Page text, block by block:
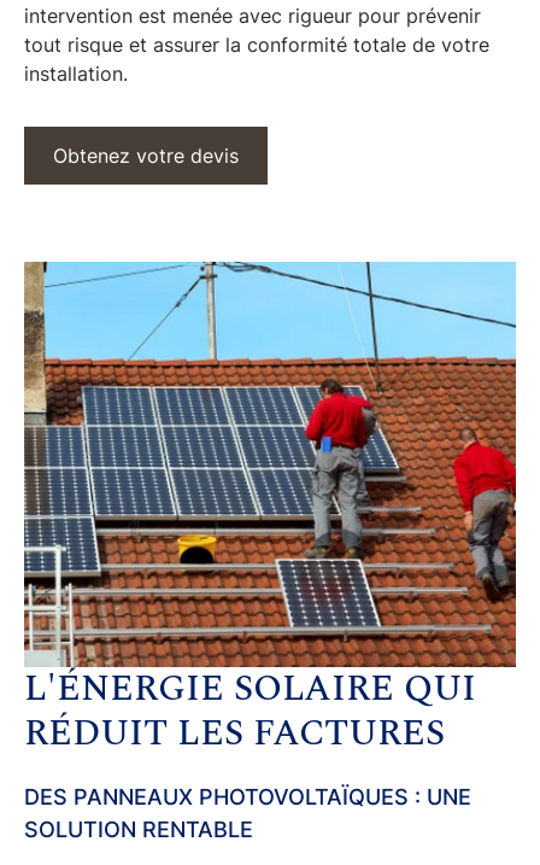
intervention est menée avec rigueur pour prévenir
tout risque et assurer la conformité totale de votre
installation.
Obtenez votre devis
L'ÉNERGIE SOLAIRE QUI
RÉDUIT LES FACTURES
DES PANNEAUX PHOTOVOLTAÏQUES : UNE
SOLUTION RENTABLE